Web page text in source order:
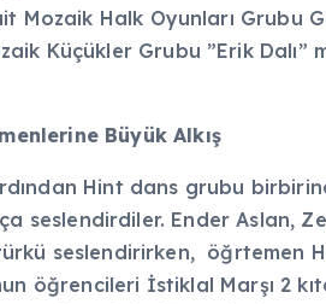
Mozaik Halk Oyunları Grubu
Küçükler Grubu ”Erik Dalı”
Büyük Alkış
Hint dans grubu
Ender Aslan,
seslendirirken,
öğrencileri İstiklal Marşı 2